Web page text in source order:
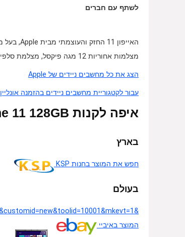
לשתף עם חברים
מצלמות אחוריות 12 מגה פיקסל, מצלמת סלפי 12 מגה פיקסל, בעל תקן IP68 עמיד בפני אבק ומים עם אפשרות טעינה אלחוטית
הצג את כל מחשבים ניידים של Apple
עבור לקטגוריית מחשבים ניידים בהזמנה אונליין
איפה לקנות Apple iPhone 11 128GB – –
בארץ
חפש את המוצר בחנות KSP
בעולם
המוצר באיביי